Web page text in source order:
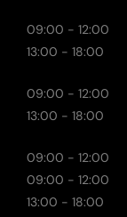
09:00 - 12:00
13:00 - 18:00
09:00 - 12:00
13:00 - 18:00
09:00 - 12:00
09:00 - 12:00
13:00 - 18:00